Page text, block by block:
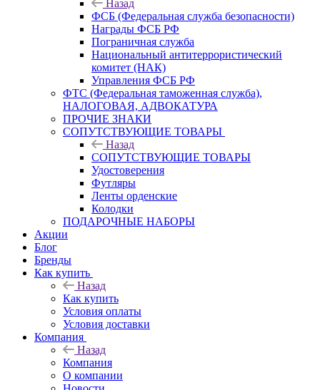
Назад
ФСБ (Федеральная служба безопасности)
Награды ФСБ РФ
Пограничная служба
Национальный антитеррористический
комитет (НАК)
Управления ФСБ РФ
ФТС (Федеральная таможенная служба),
НАЛОГОВАЯ, АДВОКАТУРА
ПРОЧИЕ ЗНАКИ
СОПУТСТВУЮЩИЕ ТОВАРЫ
Назад
СОПУТСТВУЮЩИЕ ТОВАРЫ
Удостоверения
Футляры
Ленты орденские
Колодки
ПОДАРОЧНЫЕ НАБОРЫ
Акции
Блог
Бренды
Как купить
Назад
Как купить
Условия оплаты
Условия доставки
Компания
Назад
Компания
О компании